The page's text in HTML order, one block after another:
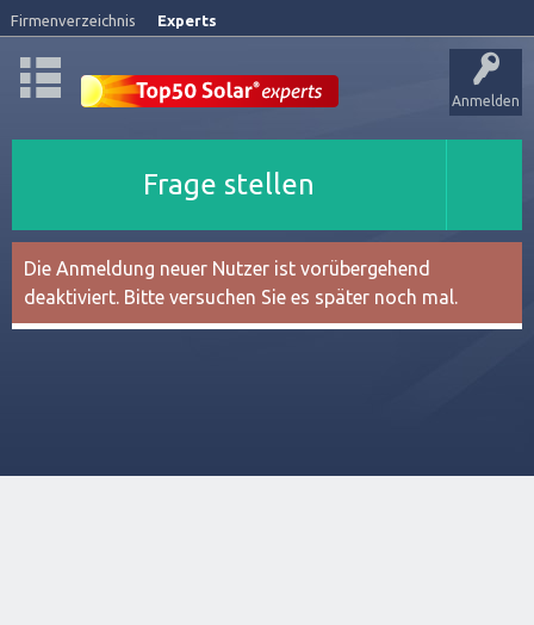
Firmenverzeichnis Experts
Anmelden
Frage stellen
Die Anmeldung neuer Nutzer ist vorübergehend
deaktiviert. Bitte versuchen Sie es später noch mal.